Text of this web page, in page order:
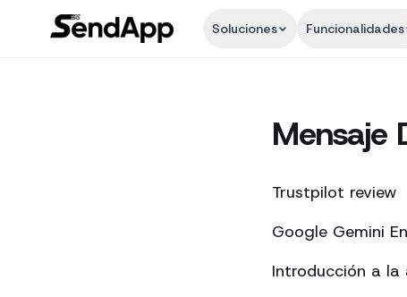
Soluciones Funcionalidades
Mensaje
Trustpilot review
Google Gemini
Introducción a